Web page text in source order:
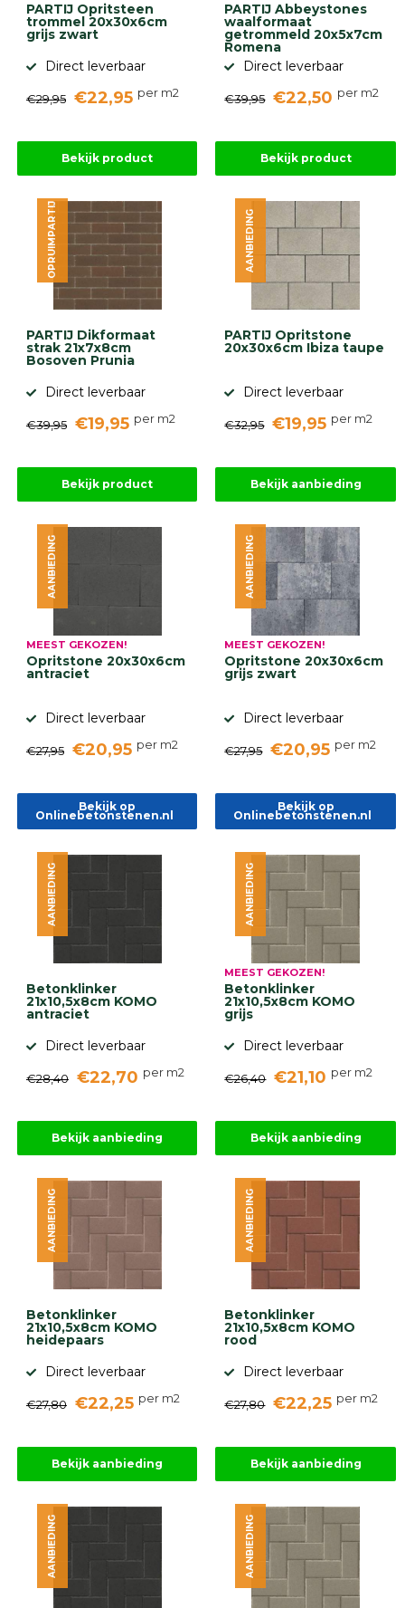
Palissades
Stapelblokken
Grind
zand
Afwatering
Beplantings
betonelementen
Overig
Kunstgras
Aanbiedingen
tuinproject
(informatie)
Onlinebestrating.nl
9.1
gebaseerd
ervaringen
PARTIJ Opritsteen
trommel 20x30x6cm
grijs zwart
Direct leverbaar
€29,95 €22,95 per m2
Bekijk product
PARTIJ Abbeystones
waalformaat
getrommeld 20x5x7cm
Romena
Direct leverbaar
€39,95 €22,50 per m2
Bekijk product
PARTIJ Dikformaat
strak 21x7x8cm
Bosoven Prunia
Direct leverbaar
€39,95 €19,95 per m2
OPRUIMPARTIJ
Bekijk product
PARTIJ Opritstone
20x30x6cm Ibiza taupe
Direct leverbaar
€32,95 €19,95 per m2
AANBIEDING
Bekijk aanbieding
MEEST GEKOZEN!
Opritstone 20x30x6cm
antraciet
Direct leverbaar
€27,95 €20,95 per m2
AANBIEDING
Bekijk op
Onlinebetonstenen.nl
MEEST GEKOZEN!
Opritstone 20x30x6cm
grijs zwart
Direct leverbaar
€27,95 €20,95 per m2
AANBIEDING
Bekijk op
Onlinebetonstenen.nl
Betonklinker
21x10,5x8cm KOMO
antraciet
Direct leverbaar
€28,40 €22,70 per m2
AANBIEDING
Bekijk aanbieding
MEEST GEKOZEN!
Betonklinker
21x10,5x8cm KOMO
grijs
Direct leverbaar
€26,40 €21,10 per m2
AANBIEDING
Bekijk aanbieding
Betonklinker
21x10,5x8cm KOMO
heidepaars
Direct leverbaar
€27,80 €22,25 per m2
AANBIEDING
Bekijk aanbieding
Betonklinker
21x10,5x8cm KOMO
rood
Direct leverbaar
€27,80 €22,25 per m2
AANBIEDING
Bekijk aanbieding
AANBIEDING AANBIEDING